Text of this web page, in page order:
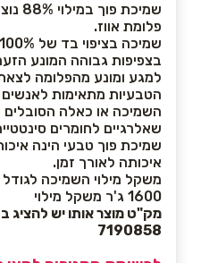
פלומת אווז.
בצפיפות גבוהה המונע
למגע ומונע מהפלומה
הטבעיות מתאימות
השמיכה או כאלה הסובלים
שאלרגיים לחומרים
שמיכת פוך טבעי הינה
איכותה לאורך זמן.
משקל מילוי השמיכה לגודל
1600 ג'ר משקל מילוי
מק"ט מוצר אותו יש להציג
7190858